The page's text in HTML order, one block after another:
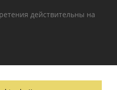
действительны на